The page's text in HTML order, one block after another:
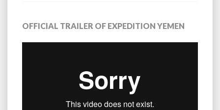
OFFICIAL TRAILER OF EXPEDITION YEMEN